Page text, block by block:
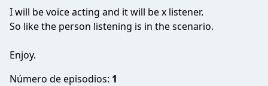
I will be voice acting and it will be x listener.
So like the person listening is in the scenario.
Enjoy.
Número de episodios: 1